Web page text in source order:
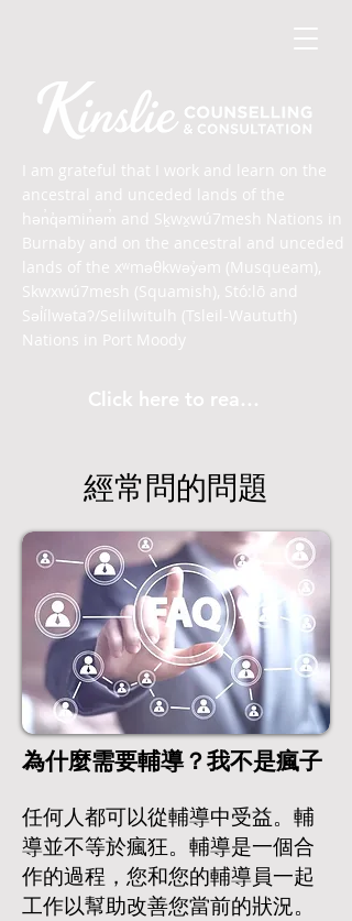
Click here to read the article
I am grateful that I work and learn on the
ancestral and unceded lands of the
hən̓q̓əmin̓əm̓ and Sḵwx̱wú7mesh Nations in
Burnaby and on the ancestral and unceded
lands of the xʷməθkwəy̓əm (Musqueam),
Skwxwú7mesh (Squamish), Stó:lō and
Səl̓ílwətaʔ/Selilwitulh (Tsleil-Waututh)
Nations in Port Moody
經常問的問題
為什麼需要輔導？我不是瘋子
任何人都可以從輔導中受益。輔
導並不等於瘋狂。輔導是一個合
作的過程，您和您的輔導員一起
工作以幫助改善您當前的狀況。